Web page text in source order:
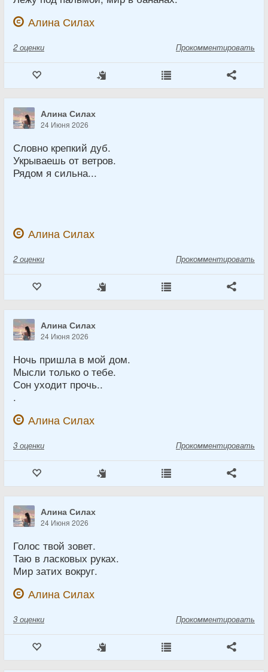
Алина Силах
2 оценки Прокомментировать
Алина Силах
24 Июня 2026
Словно крепкий дуб.
Укрываешь от ветров.
Рядом я сильна...
Алина Силах
2 оценки Прокомментировать
Алина Силах
24 Июня 2026
Ночь пришла в мой дом.
Мысли только о тебе.
Сон уходит прочь..
.
Алина Силах
3 оценки Прокомментировать
Алина Силах
24 Июня 2026
Голос твой зовет.
Таю в ласковых руках.
Мир затих вокруг.
Алина Силах
3 оценки Прокомментировать